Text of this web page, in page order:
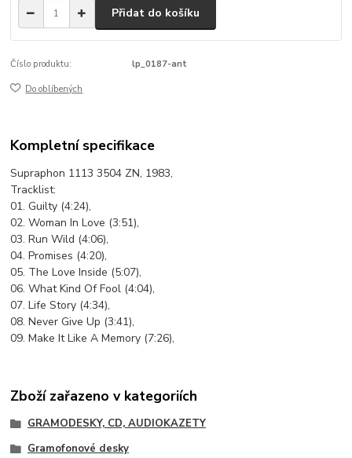
Přidat do košíku
Číslo produktu: lp_0187-ant
Do oblíbených
Kompletní specifikace
Supraphon 1113 3504 ZN, 1983,
Tracklist:
01. Guilty (4:24),
02. Woman In Love (3:51),
03. Run Wild (4:06),
04. Promises (4:20),
05. The Love Inside (5:07),
06. What Kind Of Fool (4:04),
07. Life Story (4:34),
08. Never Give Up (3:41),
09. Make It Like A Memory (7:26),
Zboží zařazeno v kategoriích
GRAMODESKY, CD, AUDIOKAZETY
Gramofonové desky